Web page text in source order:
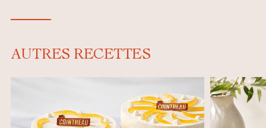
AUTRES RECETTES